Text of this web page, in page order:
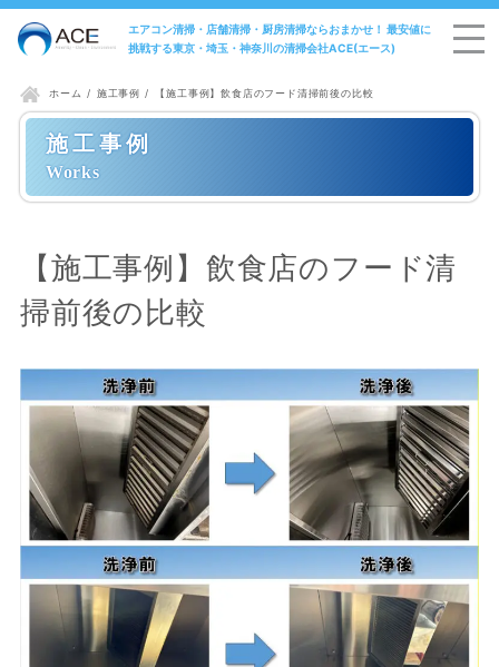
エアコン清掃・店舗清掃・厨房清掃ならおまかせ！ 最安値に
挑戦する東京・埼玉・神奈川の清掃会社ACE(エース)
ホーム 施工事例 【施工事例】飲食店のフード清掃前後の比較
施工事例
【施工事例】飲食店のフード清
掃前後の比較